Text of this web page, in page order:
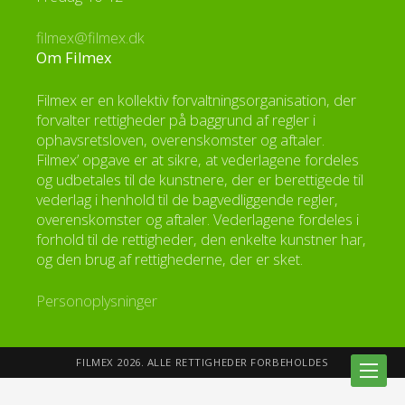
filmex@filmex.dk
Om Filmex
Filmex er en kollektiv forvaltningsorganisation, der
forvalter rettigheder på baggrund af regler i
ophavsretsloven, overenskomster og aftaler.
Filmex’ opgave er at sikre, at vederlagene fordeles
og udbetales til de kunstnere, der er berettigede til
vederlag i henhold til de bagvedliggende regler,
overenskomster og aftaler. Vederlagene fordeles i
forhold til de rettigheder, den enkelte kunstner har,
og den brug af rettighederne, der er sket.
Personoplysninger
FILMEX 2026. ALLE RETTIGHEDER FORBEHOLDES